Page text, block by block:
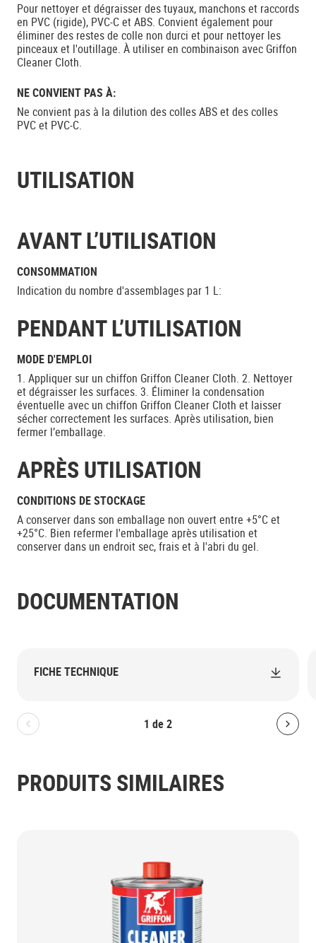
Pour nettoyer et dégraisser des tuyaux, manchons et raccords
en PVC (rigide), PVC-C et ABS. Convient également pour
éliminer des restes de colle non durci et pour nettoyer les
pinceaux et l'outillage. À utiliser en combinaison avec Griffon
Cleaner Cloth.
NE CONVIENT PAS À:
Ne convient pas à la dilution des colles ABS et des colles
PVC et PVC-C.
UTILISATION
AVANT L’UTILISATION
CONSOMMATION
Indication du nombre d'assemblages par 1 L:
PENDANT L’UTILISATION
MODE D'EMPLOI
1. Appliquer sur un chiffon Griffon Cleaner Cloth. 2. Nettoyer
et dégraisser les surfaces. 3. Éliminer la condensation
éventuelle avec un chiffon Griffon Cleaner Cloth et laisser
sécher correctement les surfaces. Après utilisation, bien
fermer l’emballage.
APRÈS UTILISATION
CONDITIONS DE STOCKAGE
A conserver dans son emballage non ouvert entre +5°C et
+25°C. Bien refermer l'emballage après utilisation et
conserver dans un endroit sec, frais et à l'abri du gel.
DOCUMENTATION
1 de2
Bolton.General.PreviousSlide
FICHE TECHNIQUE
PRODUITS SIMILAIRES